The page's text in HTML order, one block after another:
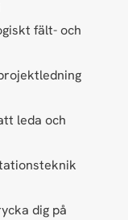
fält- och
leda och
dig på